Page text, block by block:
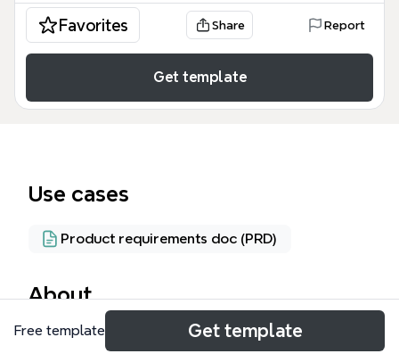
Favorites Share Report
Get template
Use cases
Product requirements doc (PRD)
About
Die Datenbankentwicklung ORSO Mindmap ist ein
Free template Get template